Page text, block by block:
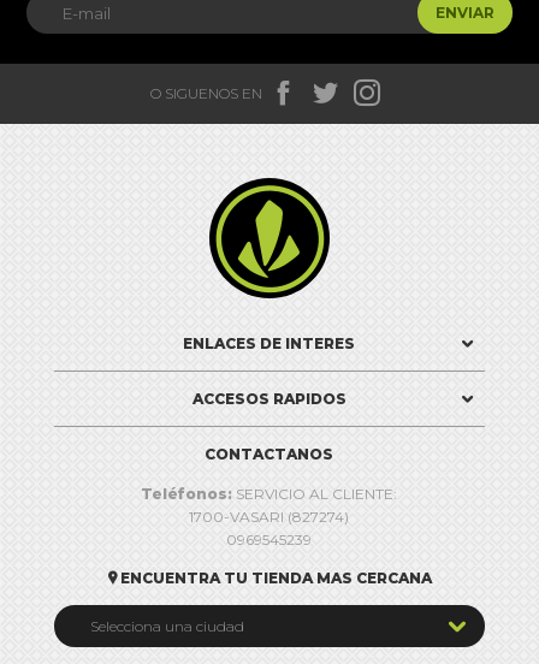
ENVIAR
O SIGUENOS EN   

ENLACES DE INTERES
ACCESOS RAPIDOS
CONTACTANOS
Teléfonos: SERVICIO AL CLIENTE:
1700-VASARI (827274)
0969545239
 ENCUENTRA TU TIENDA MAS CERCANA
Selecciona una ciudad 